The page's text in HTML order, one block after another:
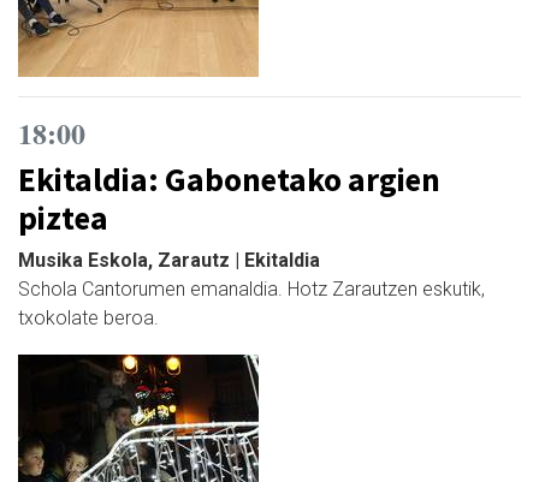
18:00
Ekitaldia: Gabonetako argien
piztea
Musika Eskola, Zarautz | Ekitaldia
Schola Cantorumen emanaldia. Hotz Zarautzen eskutik,
txokolate beroa.